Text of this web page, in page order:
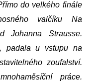
do velkého finále
valčíku Na
Johanna Strausse.
padala u vstupu na
zoufalství.
práce.